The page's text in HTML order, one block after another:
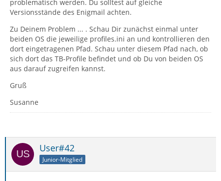
problematisch werden. Du solltest auf gleiche
Versionsstände des Enigmail achten.
Zu Deinem Problem ... . Schau Dir zunächst einmal unter
beiden OS die jeweilige profiles.ini an und kontrollieren den
dort eingetragenen Pfad. Schau unter diesem Pfad nach, ob
sich dort das TB-Profile befindet und ob Du von beiden OS
aus darauf zugreifen kannst.
Gruß
Susanne
User#42
Junior-Mitglied